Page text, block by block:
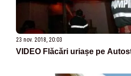
23 nov. 2018, 20:03
VIDEO Flăcări uriașe pe